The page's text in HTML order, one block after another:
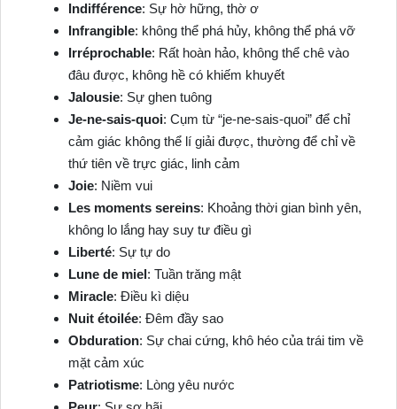
Indifférence: Sự hờ hững, thờ ơ
Infrangible: không thể phá hủy, không thể phá vỡ
Irréprochable: Rất hoàn hảo, không thể chê vào
đâu được, không hề có khiếm khuyết
Jalousie: Sự ghen tuông
Je-ne-sais-quoi: Cụm từ “je-ne-sais-quoi” để chỉ
cảm giác không thể lí giải được, thường để chỉ về
thứ tiên về trực giác, linh cảm
Joie: Niềm vui
Les moments sereins: Khoảng thời gian bình yên,
không lo lắng hay suy tư điều gì
Liberté: Sự tự do
Lune de miel: Tuần trăng mật
Miracle: Điều kì diệu
Nuit étoilée: Đêm đầy sao
Obduration: Sự chai cứng, khô héo của trái tim về
mặt cảm xúc
Patriotisme: Lòng yêu nước